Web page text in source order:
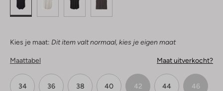
Kies je maat: Dit item valt normaal, kies je eigen maat
Maattabel Maat uitverkocht?
34 36 38 40 42 44 46